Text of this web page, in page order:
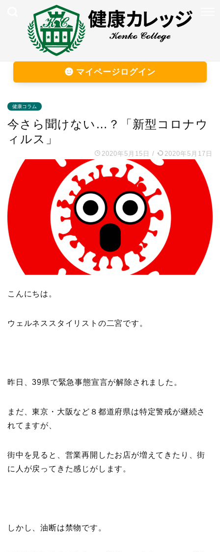
マイページログイン
健康コラム
今さら聞けない…？「新型コロナウ
ィルス」
2020年5月15日 / 2020年5月17日
こんにちは。
ウェルネススタイリストの二宮です。
昨日、39県で緊急事態宣言が解除されました。
まだ、東京・大阪など８都道府県は特定警戒が継続さ
れてますが、
街中を見ると、営業再開したお店が増えてきたり、街
に人が戻ってきた感じがします。
しかし、油断は禁物です。